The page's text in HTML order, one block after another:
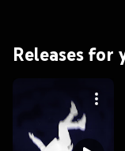
Releases for